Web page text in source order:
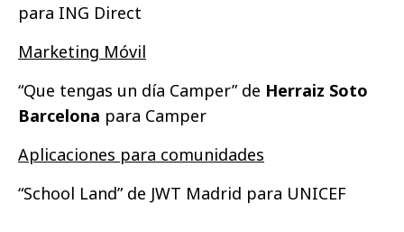
para ING Direct
Marketing Móvil
“Que tengas un día Camper” de Herraiz Soto
Barcelona para Camper
Aplicaciones para comunidades
“School Land” de JWT Madrid para UNICEF